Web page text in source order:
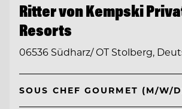
Ritter von Kempski
Resorts
06536 Südharz/ OT Stolberg,
SOUS CHEF GOURMET (M/W/